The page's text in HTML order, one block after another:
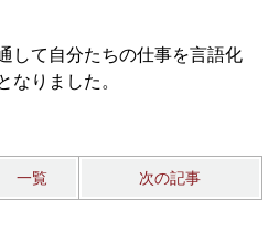
して自分たちの仕事を言語化
なりました。
一覧 次の記事